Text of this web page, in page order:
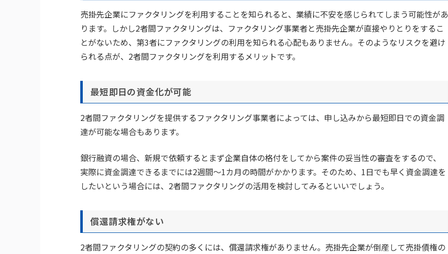
売掛先企業にファクタリングを利用することを知られると、業績に不安を感じられてしまう可能性があ
ります。しかし2者間ファクタリングは、ファクタリング事業者と売掛先企業が直接やりとりをするこ
とがないため、第3者にファクタリングの利用を知られる心配もありません。そのようなリスクを避け
られる点が、2者間ファクタリングを利用するメリットです。
最短即日の資金化が可能
2者間ファクタリングを提供するファクタリング事業者によっては、申し込みから最短即日での資金調
達が可能な場合もあります。
銀行融資の場合、新規で依頼するとまず企業自体の格付をしてから案件の妥当性の審査をするので、
実際に資金調達できるまでには2週間～1カ月の時間がかかります。そのため、1日でも早く資金調達を
したいという場合には、2者間ファクタリングの活用を検討してみるといいでしょう。
償還請求権がない
2者間ファクタリングの契約の多くには、償還請求権がありません。売掛先企業が倒産して売掛債権の